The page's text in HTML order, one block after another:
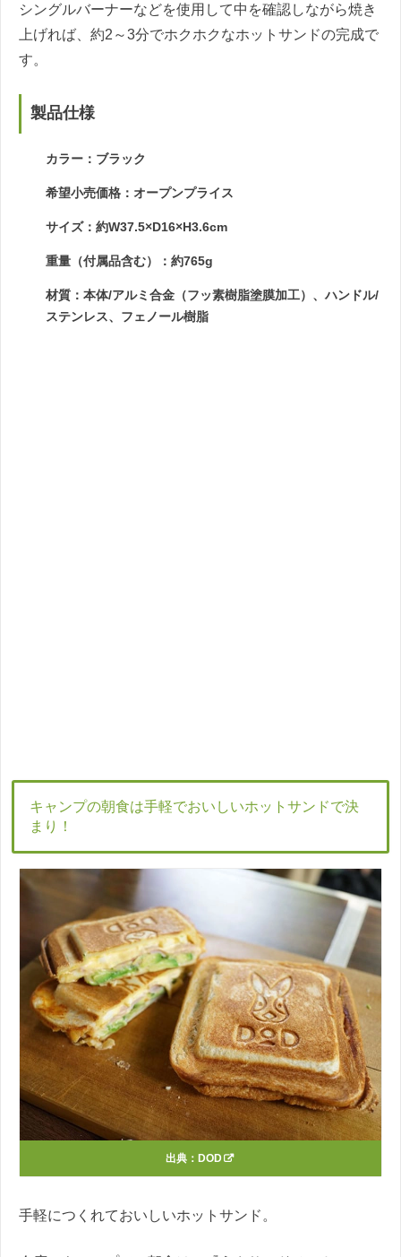
シングルバーナーなどを使用して中を確認しながら焼き
上げれば、約2～3分でホクホクなホットサンドの完成で
す。
製品仕様
カラー：ブラック
希望小売価格：オープンプライス
サイズ：約W37.5×D16×H3.6cm
重量（付属品含む）：約765g
材質：本体/アルミ合金（フッ素樹脂塗膜加工）、ハンドル/
ステンレス、フェノール樹脂
キャンプの朝食は手軽でおいしいホットサンドで決
まり！
出典： DOD
手軽につくれておいしいホットサンド。